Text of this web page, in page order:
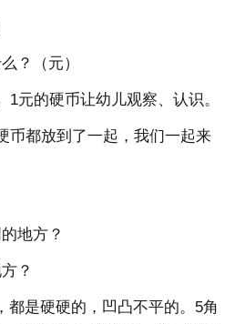
？（元）
1元的硬币让幼儿观察、认识。
币都放到了一起，我们一起来
地方？
？
都是硬硬的，凹凸不平的。5角